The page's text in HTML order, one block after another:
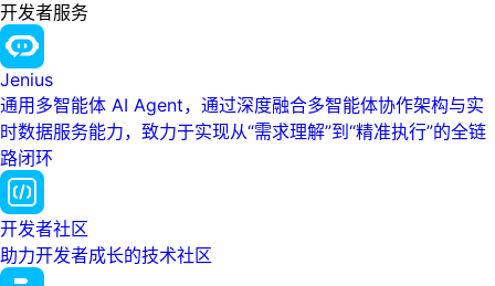
开发者服务
Jenius
通用多智能体 AI Agent，通过深度融合多智能体协作架构与实
时数据服务能力，致力于实现从“需求理解”到“精准执行”的全链
路闭环
开发者社区
助力开发者成长的技术社区